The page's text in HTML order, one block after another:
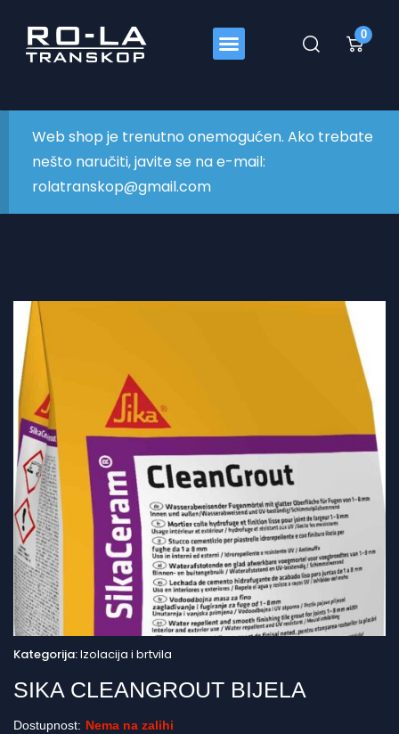
0
Web shop je trenutno onemogućen. Ako trebate
nešto naručiti, javite se na e-mail:
rolatranskop@gmail.com
Kategorija:Izolacija i brtvila
SIKA CLEANGROUT BIJELA
Dostupnost: Nema na zalihi